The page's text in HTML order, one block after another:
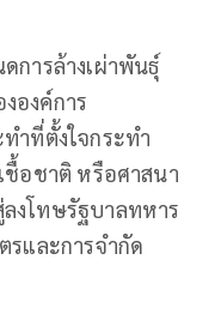
การล้างเผ่าพันธุ์
องค์การ
ำที่ตั้งใจกระทำ
ชื้อชาติ หรือศาสนา
งโทษรัฐบาลทหาร
รและการจำกัด